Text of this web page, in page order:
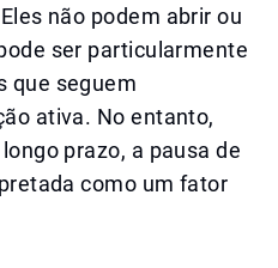
não podem abrir ou
ser particularmente
que seguem
ativa. No entanto,
prazo, a pausa de
como um fator